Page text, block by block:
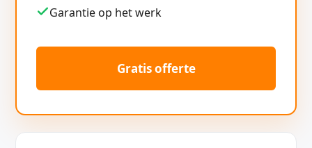
Garantie op het werk
Gratis offerte